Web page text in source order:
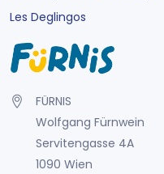
Les Deglingos
FÜRNIS
Wolfgang Fürnwein
Servitengasse 4A
1090 Wien